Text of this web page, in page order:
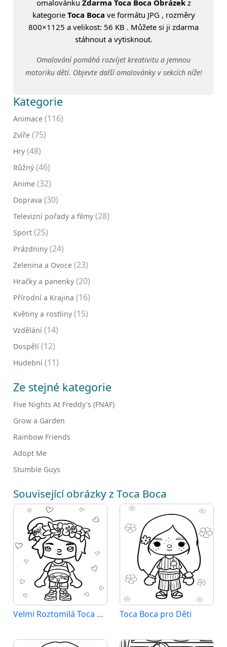
omalovánku Zdarma Toca Boca Obrázekz
kategorie Toca Boca ve formátu JPG , rozměry
800×1125 a velikost: 56 KB . Můžete si ji zdarma
stáhnout a vytisknout.
Omalování pomáhá rozvíjet kreativitu a jemnou
motoriku dětí. Objevte další omalovánky v sekcích níže!
Kategorie
Animace (116)
Zvíře (75)
Hry (48)
Růžný (46)
Anime (32)
Doprava (30)
Televizní pořady a filmy (28)
Sport (25)
Prázdniny (24)
Zelenina a Ovoce (23)
Hračky a panenky (20)
Přírodní a Krajina (16)
Květiny a rostliny (15)
Vzdělání (14)
Dospělí (12)
Hudební (11)
Ze stejné kategorie
Five Nights At Freddy's (FNAF)
Grow a Garden
Rainbow Friends
Adopt Me
Stumble Guys
Související obrázky z Toca Boca
Velmi Roztomilá Toca Boca Toca Boca pro Děti